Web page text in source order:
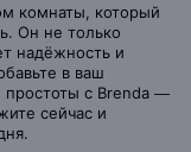
комнаты, который
Он не только
надёжность и
в ваш
простоты с Brenda —
сейчас и